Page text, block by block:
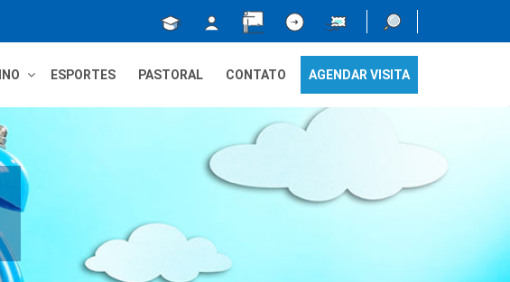
ESPORTES PASTORAL CONTATO AGENDAR VISITA